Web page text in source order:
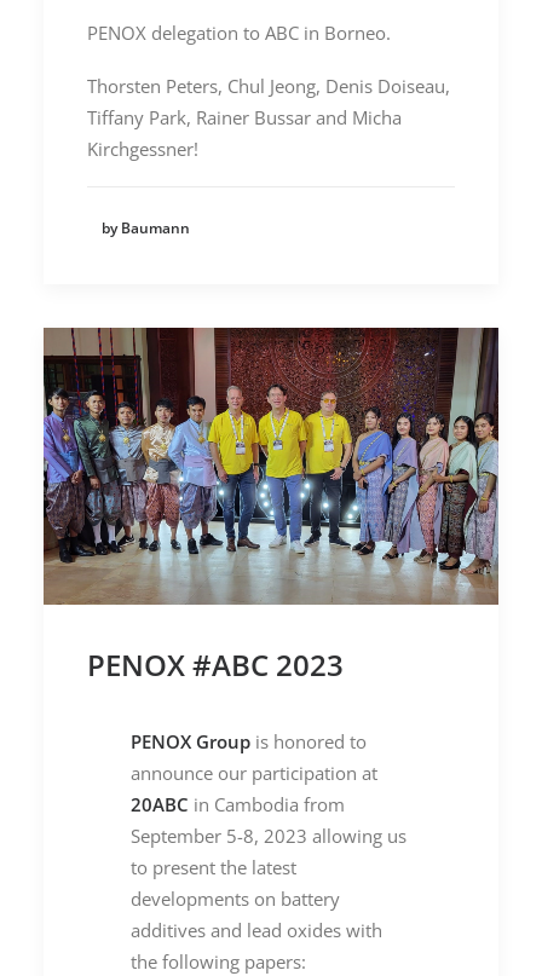
PENOX delegation to ABC in Borneo.
Thorsten Peters, Chul Jeong, Denis Doiseau,
Tiffany Park, Rainer Bussar and Micha
Kirchgessner!
by Baumann
PENOX #ABC 2023
PENOX Group is honored to
announce our participation at
20ABC in Cambodia from
September 5-8, 2023 allowing us
to present the latest
developments on battery
additives and lead oxides with
the following papers: